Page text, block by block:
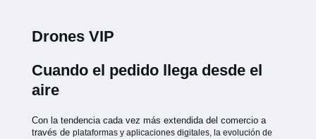
Drones VIP
Cuando el pedido llega desde el
aire
Con la tendencia cada vez más extendida del comercio a
través de plataformas y aplicaciones digitales, la evolución de